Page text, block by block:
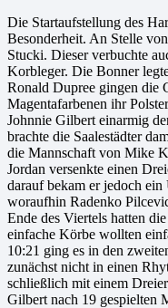
Die Startaufstellung des
Besonderheit. An Stelle
Stucki. Dieser verbuchte
Korbleger. Die Bonner
Ronald Dupree gingen die
Magentafarbenen ihr
Johnnie Gilbert einarmig
brachte die Saalestädter
die Mannschaft von Mike
Jordan versenkte einen
darauf bekam er jedoch
woraufhin Radenko
Ende des Viertels hatten
einfache Körbe wollten
10:21 ging es in den
zunächst nicht in einen
schließlich mit einem
Gilbert nach 19 gespielten